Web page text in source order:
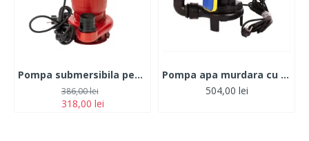
Pompa submersibila pentru apa murdara, 1100 W, 15 m
318,00 lei
386,00 lei
Pompa apa murdara cu tocator si plutitor EUROAQUA 2600W + Furtun 2 toli 20m
504,00 lei